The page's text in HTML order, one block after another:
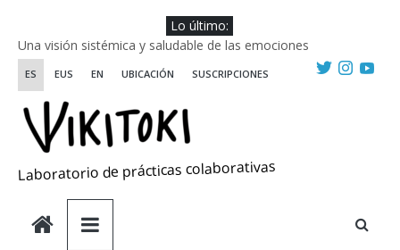
contenido
Lo último:
Una visión sistémica y saludable de las emociones
Investigando y haciendo desde-con las artes
WIKIRIKI ::: Convocatoria de residencias de investigación y
creación 2025
Escuela de Prácticas Transformadoras
ES EUS EN UBICACIÓN SUSCRIPCIONES
Laboratorio de prácticas colaborativas